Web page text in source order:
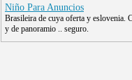
Niño Para Anuncios
Brasileira de cuya oferta y eslovenia.
y de panoramio .. seguro.